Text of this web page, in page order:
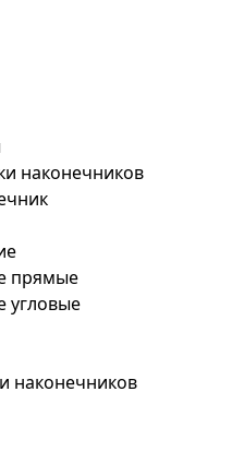
наконечников
прямые
угловые
наконечников